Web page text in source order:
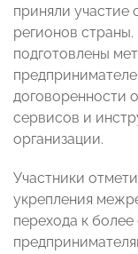
приняли участие
регионов
подготовлены
договоренности
сервисов и
организации.
Участники
укрепления
перехода к